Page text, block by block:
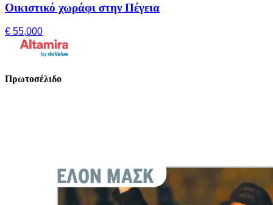
Οικιστικό χωράφι στην Πέγεια
€ 55,000
Πρωτοσέλιδο